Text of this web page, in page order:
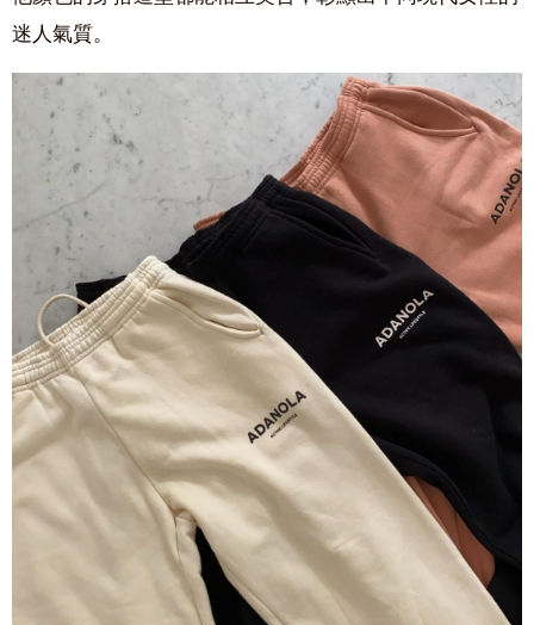
迷人氣質。